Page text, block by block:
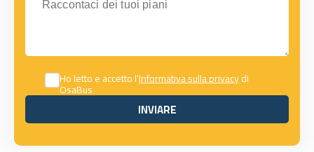
Ho letto e accetto l’Informativa sulla privacydi
OsaBus
INVIARE
INVIARE